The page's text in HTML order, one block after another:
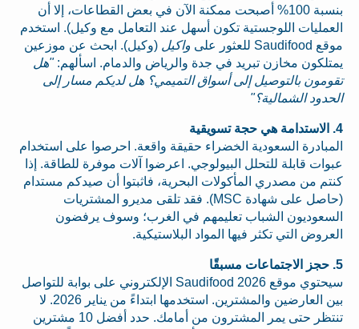
بنسبة 100% أصبحت ممكنة الآن في بعض القطاعات، إلا أن
العمليات اللوجستية تكون أسهل عند التعامل مع وكيل). استخدم
موقع Saudifood للعثور على
واكيل (وكيل). ابحث عن موزعين
يمتلكون مخازن تبريد في جدة والرياض والدمام. اسألهم:"هل
تقومون بالتوصيل إلى أسواق التميمي؟ هل لديكم مسار إلى
الحدود الشمالية؟"
4. الاستدامة هي حجة تسويقية
المبادرة السعودية الخضراء حقيقة واقعة. احرصوا على استخدام
عبوات قابلة للتحلل البيولوجي. اعرضوا آلات موفرة للطاقة. إذا
كنتم من مصدري المأكولات البحرية، فاثبتوا أن صيدكم مستدام
(حاصل على شهادة MSC). فقد تلقى مديرو المشتريات
السعوديون الشباب تعليمهم في الغرب؛ وسوف يرفضون
العروض التي تكثر فيها المواد البلاستيكية.
5. حجز الاجتماعات مسبقًا
سيحتوي موقع Saudifood 2026 الإلكتروني على بوابة للتواصل
بين العارضين والمشترين. استخدمها ابتداءً من يناير 2026. لا
تنتظر حتى يمر المشترون من أمامك. حدد أفضل 10 مشترين